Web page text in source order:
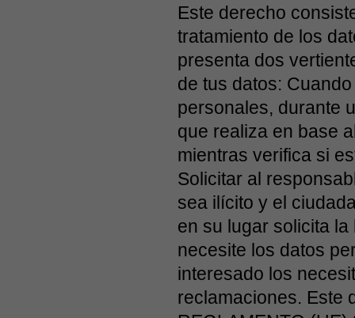
Este derecho
tratamiento de los
presenta dos
de tus datos:
personales, durante
que realiza en base
mientras verifica si
Solicitar al
sea ilícito y el
en su lugar solicita
necesite los datos
interesado los
reclamaciones. Este